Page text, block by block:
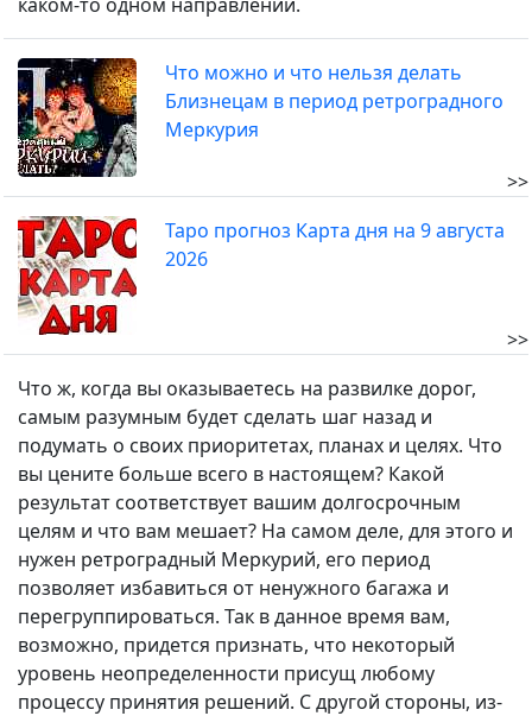
Что можно и что нельзя делать
Близнецам в период ретроградного
Меркурия
>>
Таро прогноз Карта дня на 9 августа
2026
>>
Что ж, когда вы оказываетесь на развилке дорог,
самым разумным будет сделать шаг назад и
подумать о своих приоритетах, планах и целях. Что
вы цените больше всего в настоящем? Какой
результат соответствует вашим долгосрочным
целям и что вам мешает? На самом деле, для этого и
нужен ретроградный Меркурий, его период
позволяет избавиться от ненужного багажа и
перегруппироваться. Так в данное время вам,
возможно, придется признать, что некоторый
уровень неопределенности присущ любому
процессу принятия решений. С другой стороны, из-